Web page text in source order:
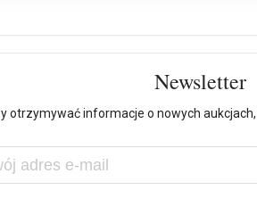
Newsletter
otrzymywać informacje o nowych